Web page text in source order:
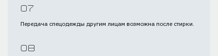
Передача спецодежды другим лицам возможна после стирки.